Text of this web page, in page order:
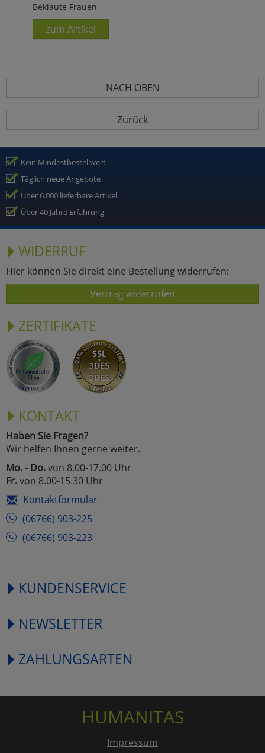
Beklaute Frauen
zum Artikel
NACH OBEN
Zurück
Kein Mindestbestellwert
Täglich neue Angebote
Über 6.000 lieferbare Artikel
Über 40 Jahre Erfahrung
WIDERRUF
Hier können Sie direkt eine Bestellung widerrufen:
Vertrag widerrufen
ZERTIFIKATE
KONTAKT
Haben Sie Fragen?
Wir helfen Ihnen gerne weiter.
Mo. - Do.von 8.00-17.00 Uhr
Fr.von 8.00-15.30 Uhr
Kontaktformular
(06766) 903-225
(06766) 903-223
KUNDENSERVICE
NEWSLETTER
ZAHLUNGSARTEN
HUMANITAS
Impressum